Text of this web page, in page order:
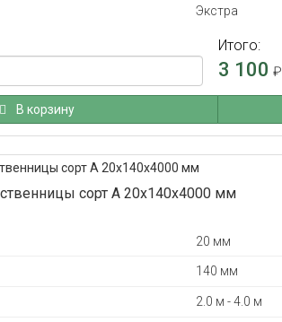
Экстра
Итого:
3 100 ₽
В корзину
сорт А 20x140x4000 мм
20 мм
140 мм
2.0 м - 4.0 м